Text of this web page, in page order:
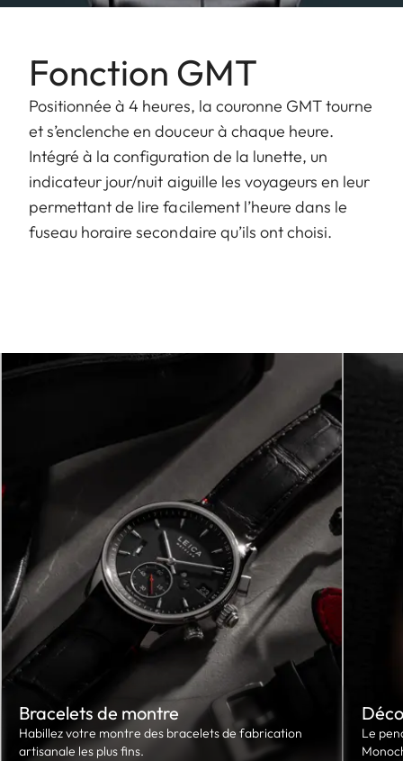
Fonction GMT
Positionnée à 4 heures, la couronne GMT tourne
et s’enclenche en douceur à chaque heure.
Intégré à la configuration de la lunette, un
indicateur jour/nuit aiguille les voyageurs en leur
permettant de lire facilement l’heure dans le
fuseau horaire secondaire qu’ils ont choisi.
Bracelets de montre
Habillez votre montre des bracelets de fabrication
artisanale les plus fins.
Le